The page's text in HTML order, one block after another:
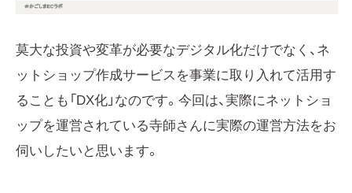
莫大な投資や変革が必要なデジタル化だけでなく、ネ
ットショップ作成サービスを事業に取り入れて活用す
ることも「DX化」なのです。今回は、実際にネットショ
ップを運営されている寺師さんに実際の運営方法をお
伺いしたいと思います。